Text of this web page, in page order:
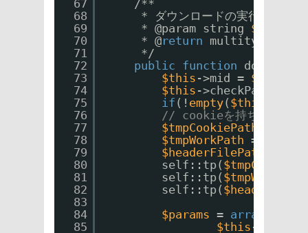
67
68
69
70
71
72
73
74
75
76
77
78
79
80
81
82
83
84
85
/**
* ダウンロードの実行
* @param string $mid
* @return
*/
public function download(
$this ->mid = $mid
$this ->checkParams();
if (! empty( $this
// cookieを持ちまわすた
$tmpCookiePath
$tmpWorkPath =
$headerFilePath
self::tp(
self::tp( $tmpWorkPath
self::tp(
$params = array
$this -